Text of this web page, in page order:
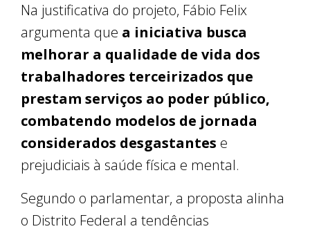
Na justificativa do projeto, Fábio Felix
argumenta que a iniciativa busca
melhorar a qualidade de vida dos
trabalhadores terceirizados que
prestam serviços ao poder público,
combatendo modelos de jornada
considerados desgastantes e
prejudiciais à saúde física e mental.
Segundo o parlamentar, a proposta alinha
o Distrito Federal a tendências